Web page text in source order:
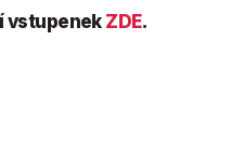
vstupenek ZDE.